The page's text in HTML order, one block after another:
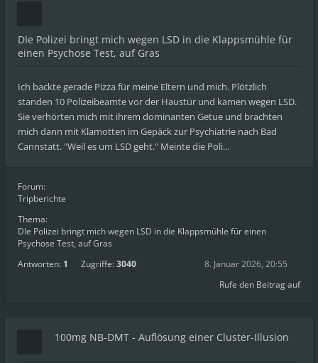
DIe Polizei bringt mich wegen LSD in die Klappsmühle für
einen Psychose Test, auf Gras
Ich backte gerade Pizza für meine Eltern und mich. Plötzlich
standen 10 Polizeibeamte vor der Haustür und kamen wegen LSD.
Sie verhörten mich mit ihrem dominanten Getue und brachten
mich dann mit Klamotten im Gepäck zur Psychiatrie nach Bad
Cannstatt. "Weil es um LSD geht." Meinte die Poli...
Forum:
Tripberichte
Thema:
DIe Polizei bringt mich wegen LSD in die Klappsmühle für einen
Psychose Test, auf Gras
Antworten: 1 Zugriffe:3040
8. Januar 2026, 20:55
Rufe den Beitrag auf
100mg NB-DMT - Auflösung einer Cluster-Illusion